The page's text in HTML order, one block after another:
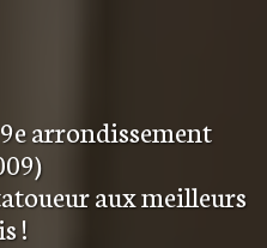
arrondissement
aux meilleurs
!